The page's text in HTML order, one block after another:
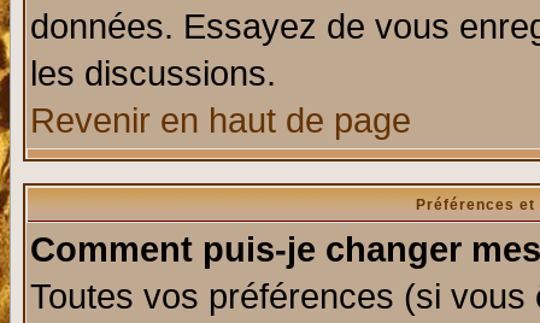
données. Essayez de vous
les discussions.
Revenir en haut de page
Préférences
Comment puis-je changer
Toutes vos préférences (si